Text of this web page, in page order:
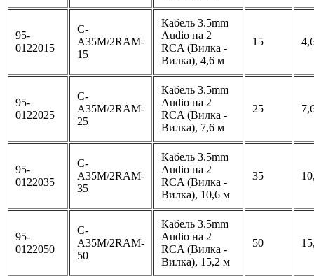
95-
0122015
C-
A35M/2RAM-
15
Кабель 3.5mm
Audio на 2
RCA (Вилка -
Вилка), 4,6 м
15
95-
0122025
C-
A35M/2RAM-
25
Кабель 3.5mm
Audio на 2
RCA (Вилка -
Вилка), 7,6 м
25
95-
0122035
C-
A35M/2RAM-
35
Кабель 3.5mm
Audio на 2
RCA (Вилка -
Вилка), 10,6 м
35
95-
0122050
C-
A35M/2RAM-
50
Кабель 3.5mm
Audio на 2
RCA (Вилка -
Вилка), 15,2 м
50